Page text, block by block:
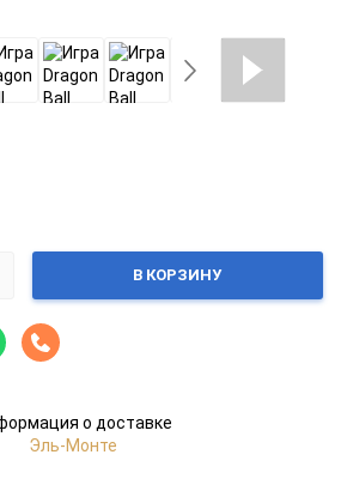
В КОРЗИНУ
о доставке
Эль-Монте